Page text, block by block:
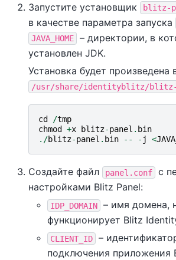
Запустите установщик
blitz-
в качестве параметра запуска
JAVA_HOME
– директории, в
установлен JDK.
Установка будет
/usr/share/identityblitz/blitz-
cd /tmp
chmod
+x blitz-panel . bin
./blitz-panel . bin -- - j <
Создайте файл panel.conf
с
настройками Blitz Panel:
IDP_DOMAIN
– имя домена,
функционирует Blitz
CLIENT_ID
–
подключения приложения